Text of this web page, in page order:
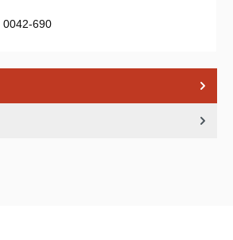
0042-690